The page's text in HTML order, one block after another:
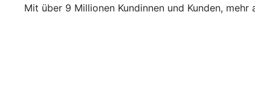
Mit über 9 Millionen Kundinnen und Kunden,